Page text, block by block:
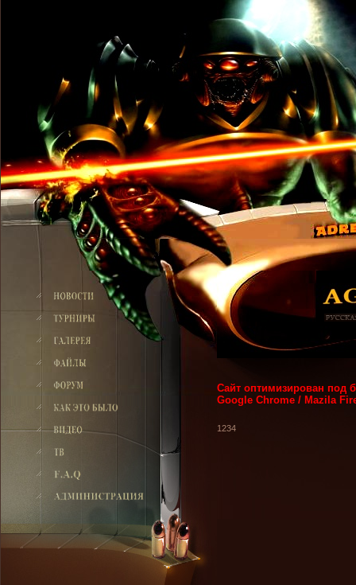
Сайт оптимизирован под
Google Chrome / Mazila
1234